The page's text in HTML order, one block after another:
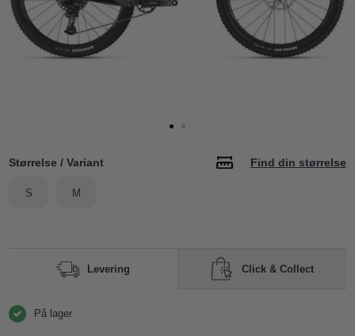
Størrelse / Variant Find din størrelse
S M
Levering Click & Collect
På lager